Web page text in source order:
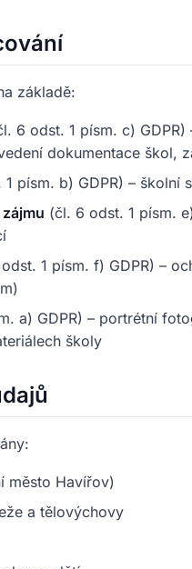
základě:
6 odst. 1 písm. c)
dokumentace škol,
písm. b) GDPR) – školní
(čl. 6 odst. 1 písm.
1 písm. f) GDPR) –
a) GDPR) – portrétní
školy
město Havířov)
a tělovýchovy